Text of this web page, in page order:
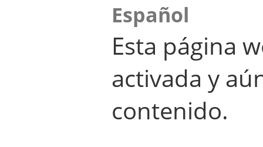
Español
Esta página
activada y
contenido.